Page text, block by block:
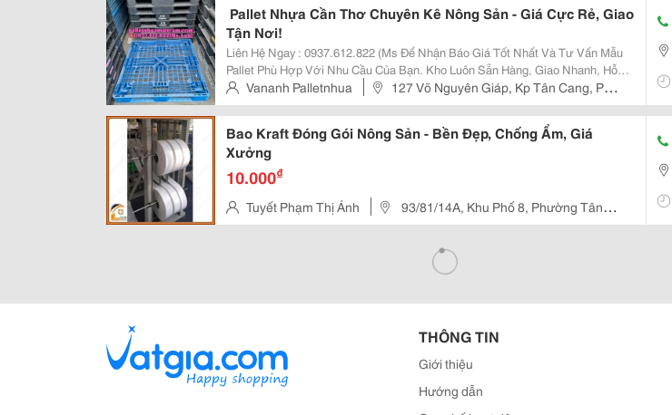
Pallet Nhựa Cần Thơ Chuyên Kê Nông Sản - Giá Cực Rẻ, Giao
Tận Nơi!
Liên Hệ Ngay : 0937.612.822 (Ms Để Nhận Báo Giá Tốt Nhất Và Tư Vấn Mẫu
Pallet Phù Hợp Với Nhu Cầu Của Bạn. Kho Luôn Sẵn Hàng, Giao Nhanh, Hỗ
Trợ Tận Tình! Bạn Đang Cần Pallet Nhựa Để Kê Trái Cây, Rau Củ, Lúa Gạo Hay
Các Loại Nông Sản? Bên Mình Có...
Vananh Palletnhua
127 Võ Nguyên Giáp, Kp Tân Cang, P
Phước Tân, Đồng Nai
Bao Kraft Đóng Gói Nông Sản - Bền Đẹp, Chống Ẩm, Giá
Xưởng
10.000₫
Tuyết Phạm Thị Ánh
93/81/14A, Khu Phố 8, Phường Tân
Triều, Đồng Nai
THÔNG TIN
Giới thiệu
Hướng dẫn